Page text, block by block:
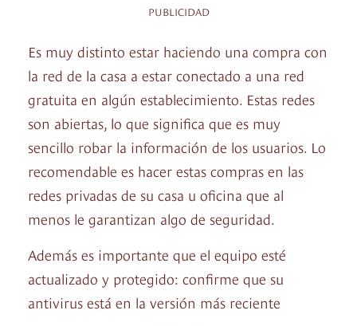
PUBLICIDAD
Es muy distinto estar haciendo una compra con
la red de la casa a estar conectado a una red
gratuita en algún establecimiento. Estas redes
son abiertas, lo que significa que es muy
sencillo robar la información de los usuarios. Lo
recomendable es hacer estas compras en las
redes privadas de su casa u oficina que al
menos le garantizan algo de seguridad.
Además es importante que el equipo esté
actualizado y protegido: confirme que su
antivirus está en la versión más reciente